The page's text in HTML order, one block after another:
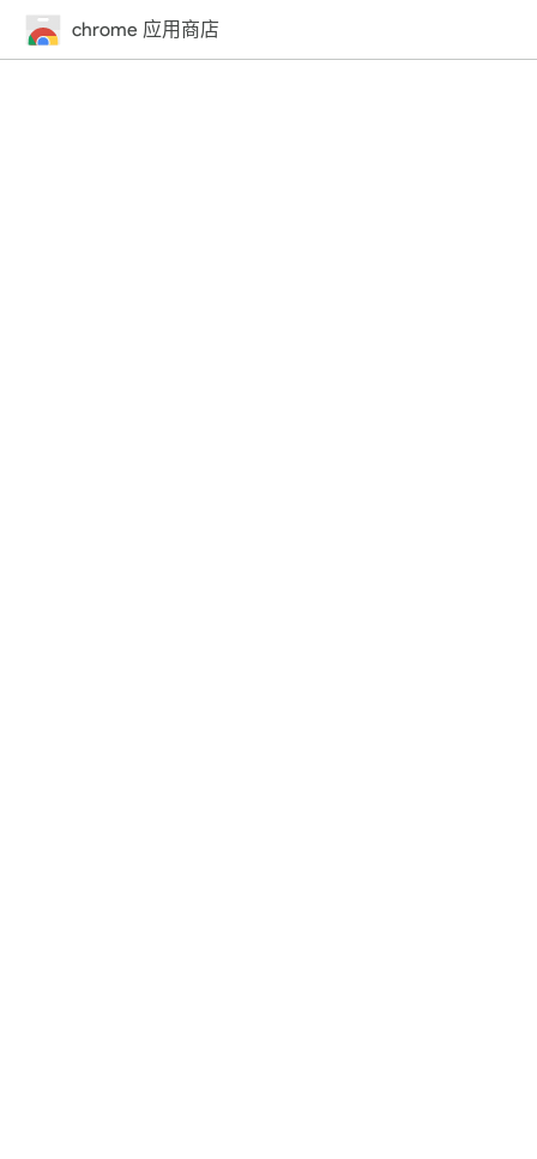
chrome 应用商店